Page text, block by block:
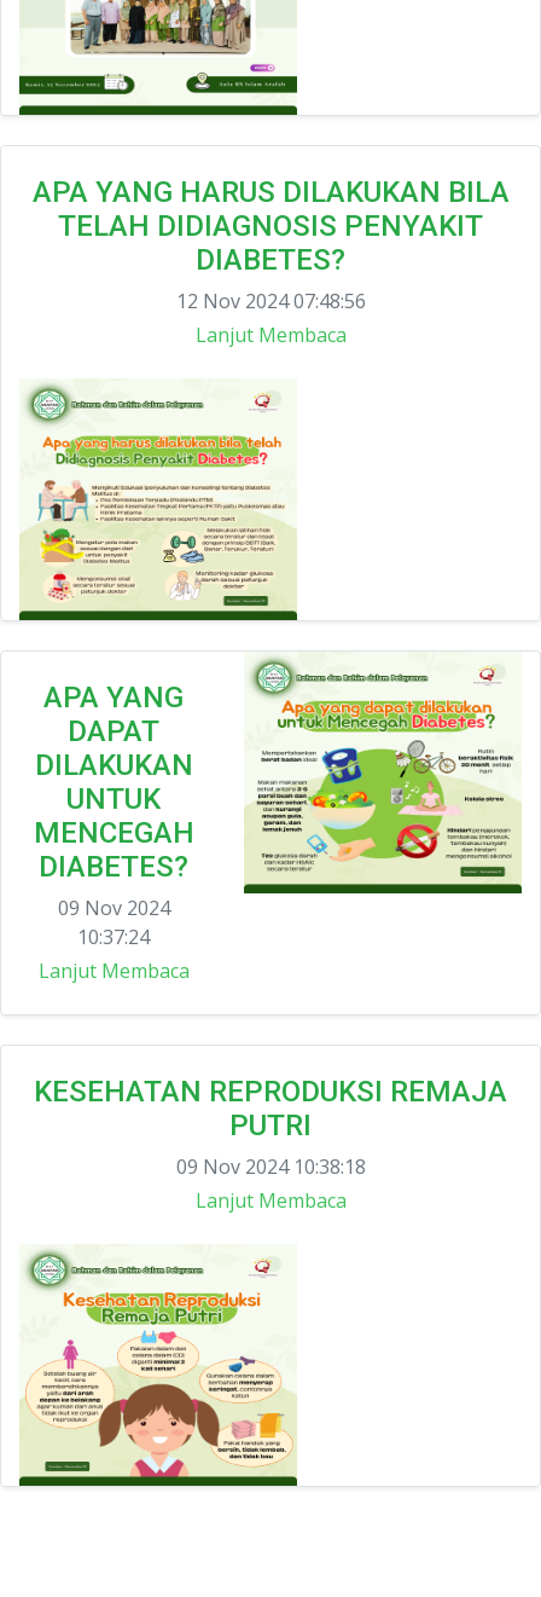
APA YANG HARUS DILAKUKAN BILA
TELAH DIDIAGNOSIS PENYAKIT
DIABETES?
12 Nov 2024 07:48:56
Lanjut Membaca
APA YANG
DAPAT
DILAKUKAN
UNTUK
MENCEGAH
DIABETES?
09 Nov 2024
10:37:24
Lanjut Membaca
KESEHATAN REPRODUKSI REMAJA
PUTRI
09 Nov 2024 10:38:18
Lanjut Membaca